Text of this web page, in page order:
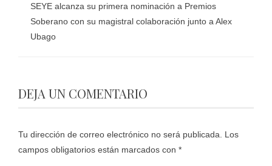
SEYE alcanza su primera nominación a Premios
Soberano con su magistral colaboración junto a Alex
Ubago
DEJA UN COMENTARIO
Tu dirección de correo electrónico no será publicada.
Los
campos obligatorios están marcados con *